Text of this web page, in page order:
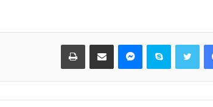
Facebook
Skype حصيداري ڪريو اي ميل ذريعي